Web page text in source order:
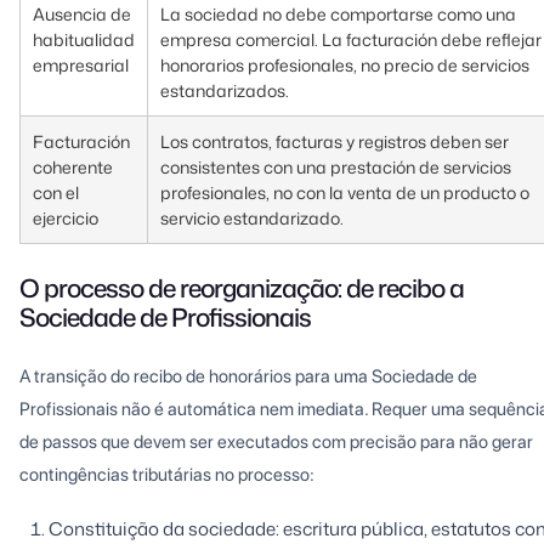
Ausencia de
habitualidad
empresarial
La sociedad no debe comportarse como una
empresa comercial. La facturación debe reflejar
honorarios profesionales, no precio de servicios
estandarizados.
Facturación
coherente
con el
ejercicio
Los contratos, facturas y registros deben ser
consistentes con una prestación de servicios
profesionales, no con la venta de un producto o
servicio estandarizado.
O processo de reorganização: de recibo a
Sociedade de Profissionais
A transição do recibo de honorários para uma Sociedade de
Profissionais não é automática nem imediata. Requer uma
de passos que devem ser executados com precisão para não gerar
contingências tributárias no processo:
Constituição da sociedade: escritura pública, estatutos